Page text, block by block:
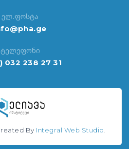
ელ.ფოსტა
ტელეფონი
032 238 27 31
By Integral Web Studio.